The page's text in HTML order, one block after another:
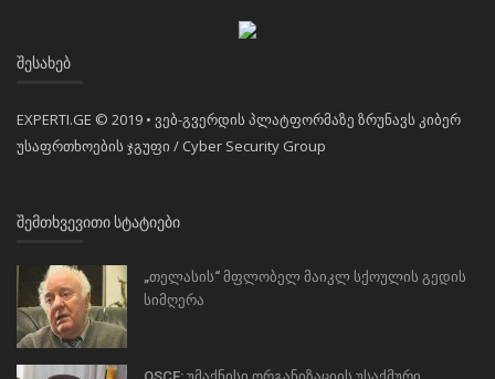
ᲨᲔᲡᲐᲮᲔᲑ
EXPERTI.GE © 2019 • ვებ-გვერდის პლატფორმაზე ზრუნავს კიბერ
უსაფრთხოების ჯგუფი / Cyber Security Group
ᲨᲔᲛᲗᲮᲕᲔᲕᲘᲗᲘ ᲡᲢᲐᲢᲘᲔᲑᲘ
„თელასის“ მფლობელ მაიკლ სქოულის გედის
სიმღერა